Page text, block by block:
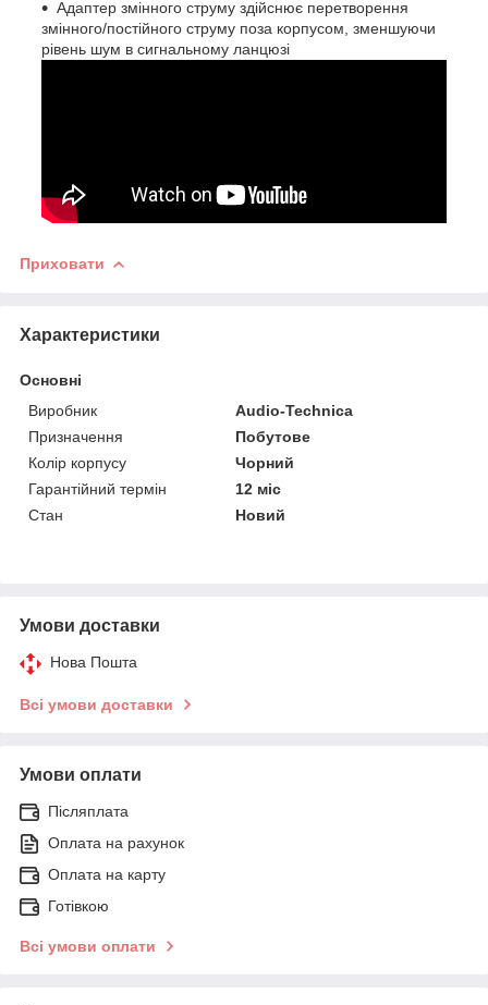
Адаптер змінного струму здійснює перетворення
змінного/постійного струму поза корпусом, зменшуючи
рівень шум в сигнальному ланцюзі
Приховати
Характеристики
Основні
Виробник
Audio-Technica
Призначення
Побутове
Колір корпусу
Чорний
Гарантійний термін
12 міс
Стан
Новий
Умови доставки
Нова Пошта
Всі умови доставки
Умови оплати
Післяплата
Оплата на рахунок
Оплата на карту
Готівкою
Всі умови оплати